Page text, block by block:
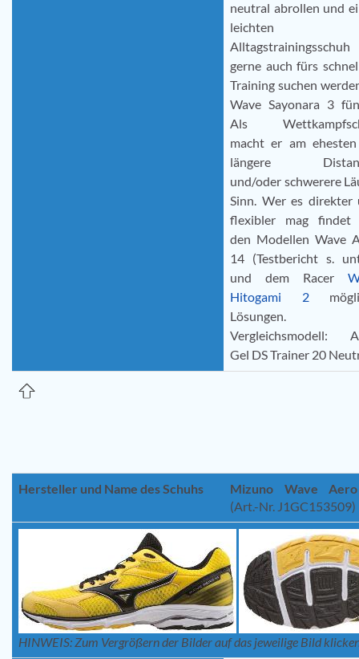
neutral abrollen und
leichten
Alltagstrainingsschuh
gerne auch fürs
Training suchen
Wave Sayonara 3
Als
macht er am
längere
und/oder schwerere
Sinn. Wer es direkter
flexibler mag findet
den Modellen Wave
14 (Testbericht s.
und dem Racer
Hitogami 2
Lösungen.
Vergleichsmodell:
Gel DS Trainer 20
Hersteller und Name des Schuhs
Mizuno Wave
(Art.-Nr. J1GC153509)
HINWEIS: Zum Vergrößern der Bilder auf das jeweilige Bild